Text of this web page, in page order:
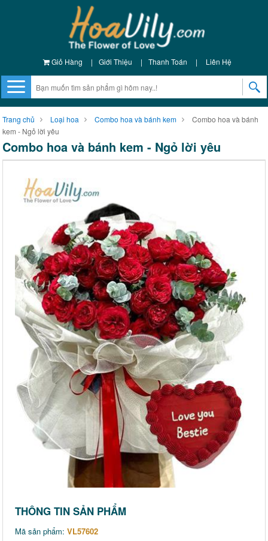
Giỏ Hàng | Giới Thiệu | Thanh Toán | Liên Hệ
Trang chủ Loại hoa Combo hoa và bánh kem
Combo hoa và bánh
kem - Ngỏ lời yêu
Combo hoa và bánh kem - Ngỏ lời yêu
THÔNG TIN SẢN PHẨM
Mã sản phẩm: VL57602